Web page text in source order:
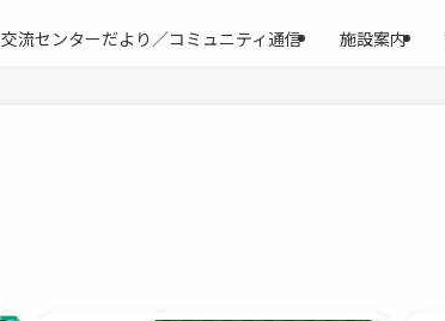
交流センターだより／コミュニティ通信 施設案内